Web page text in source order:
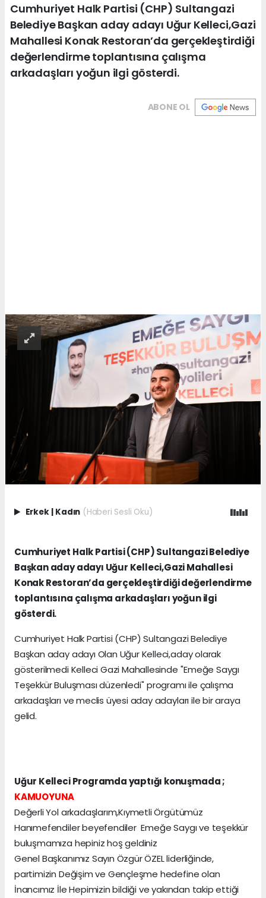
Cumhuriyet Halk Partisi (CHP) Sultangazi
Belediye Başkan aday adayı Uğur Kelleci,Gazi
Mahallesi Konak Restoran’da gerçekleştirdiği
değerlendirme toplantısına çalışma
arkadaşları yoğun ilgi gösterdi.
ABONE OL
Erkek | Kadın (Haberi Sesli Oku)
Cumhuriyet Halk Partisi (CHP) Sultangazi Belediye
Başkan aday adayı Uğur Kelleci,Gazi Mahallesi
Konak Restoran’da gerçekleştirdiği değerlendirme
toplantısına çalışma arkadaşları yoğun ilgi
gösterdi.
Cumhuriyet Halk Partisi (CHP) Sultangazi Belediye
Başkan aday adayı Olan Uğur Kelleci,aday olarak
gösterilmedi Kelleci Gazi Mahallesinde ''Emeğe Saygı
Teşekkür Buluşması düzenledi'' programı ile çalışma
arkadaşları ve meclis üyesi aday adayları ile bir araya
gelid.
Uğur Kelleci Programda yaptığı konuşmada ;
KAMUOYUNA
Değerli Yol arkadaşlarım,Kıymetli Örgütümüz
Hanımefendiler beyefendiler Emeğe Saygı ve teşekkür
buluşmamıza hepiniz hoş geldiniz
Genel Başkanımız Sayın Özgür ÖZEL liderliğinde,
partimizin Değişim ve Gençleşme hedefine olan
İnancımız İle Hepimizin bildiği ve yakından takip ettiği